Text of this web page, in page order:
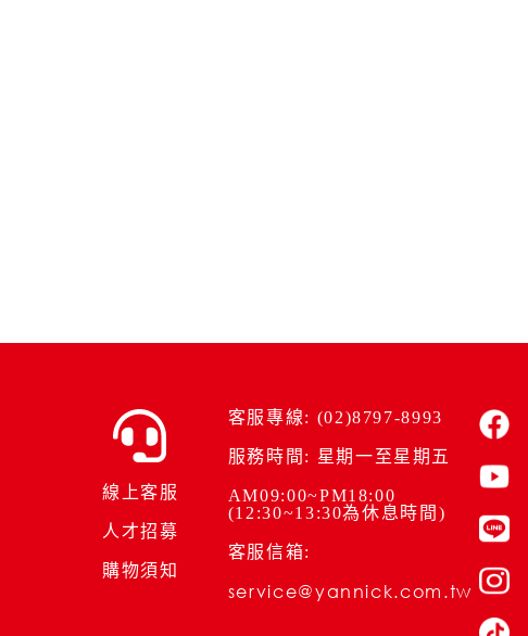
線上客服
人才招募
購物須知
客服專線: (02)8797-8993
服務時間: 星期一至星期五
AM09:00~PM18:00
(12:30~13:30為休息時間)
客服信箱:
service@yannick.com.tw